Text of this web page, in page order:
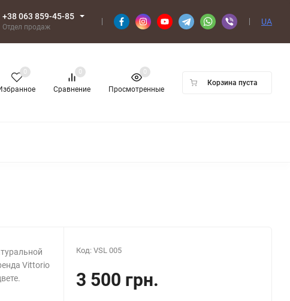
+38 063 859-45-85
Отдел продаж
UA
0
Сравнение
0
Просмотренные
0
Корзина пуста
Vittorio
Код: VSL 005
3 500 грн.